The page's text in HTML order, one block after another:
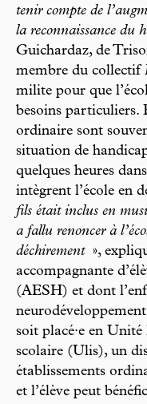
tenir compte de
la reconnaissance du
Guichardaz, de
membre du collectif
milite pour que
besoins particuliers.
ordinaire sont
situation de
quelques heures
intègrent l’école en
fils était inclus en
a fallu renoncer à
déchirement »,
accompagnante
(AESH) et dont
soit placé·e en
scolaire (Ulis), un
établissements
et l’élève peut